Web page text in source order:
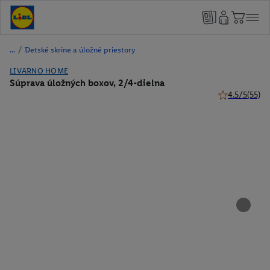
/ Detské skrine a úložné priestory
LIVARNO HOME
Súprava úložných boxov, 2/4-dielna
4.5/5(55)